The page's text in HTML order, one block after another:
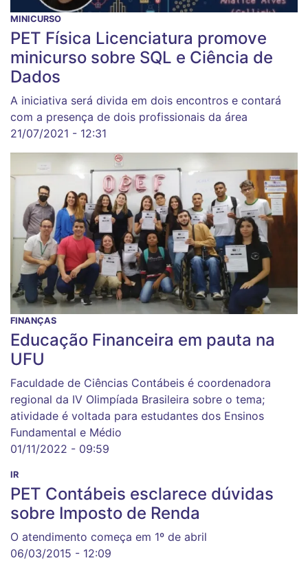
MINICURSO
PET Física Licenciatura promove
minicurso sobre SQL e Ciência de
Dados
A iniciativa será divida em dois encontros e contará
com a presença de dois profissionais da área
21/07/2021 - 12:31
FINANÇAS
Educação Financeira em pauta na
UFU
Faculdade de Ciências Contábeis é coordenadora
regional da IV Olimpíada Brasileira sobre o tema;
atividade é voltada para estudantes dos Ensinos
Fundamental e Médio
01/11/2022 - 09:59
IR
PET Contábeis esclarece dúvidas
sobre Imposto de Renda
O atendimento começa em 1º de abril
06/03/2015 - 12:09